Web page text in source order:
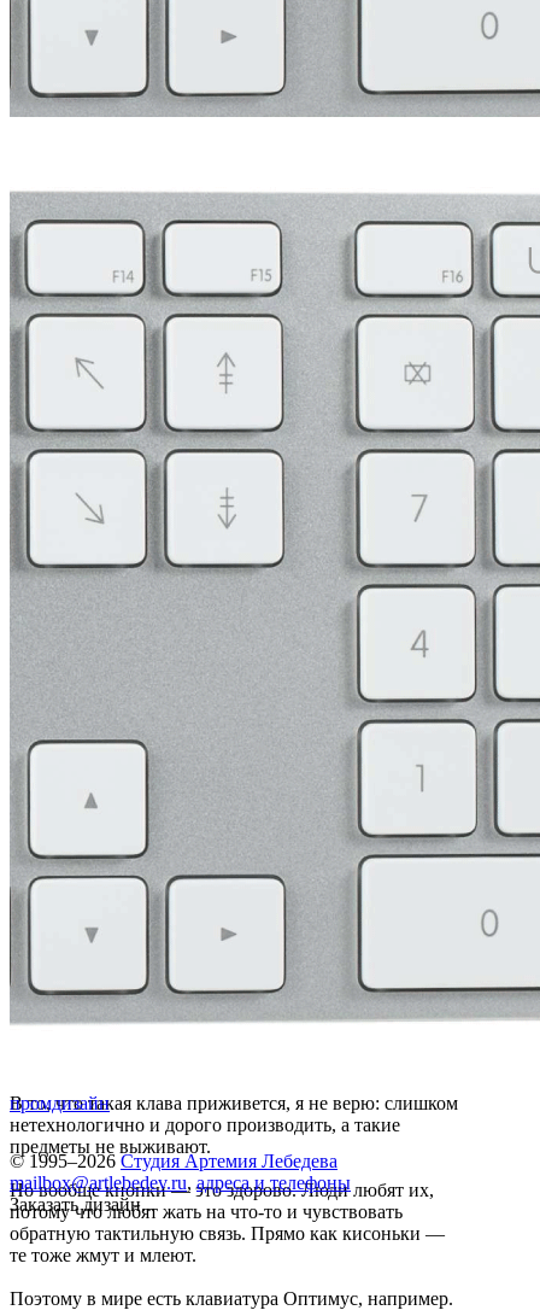
В то, что такая клава приживется, я не верю: слишком
нетехнологично и дорого производить, а такие
предметы не выживают.
Но вообще кнопки — это здорово. Люди любят их,
потому что любят жать на что-то и чувствовать
обратную тактильную связь. Прямо как кисоньки —
те тоже жмут и млеют.
Поэтому в мире есть клавиатура Оптимус, например.
промдизайн
© 1995–2026 Студия Артемия Лебедева
mailbox@artlebedev.ru, адреса и телефоны
Заказать дизайн...